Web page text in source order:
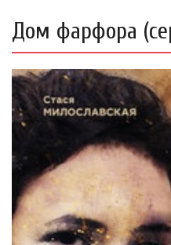
Дом фарфора